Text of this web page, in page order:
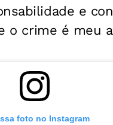
e
o crime é meu
foto no Instagram